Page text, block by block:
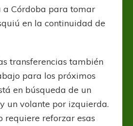
a Córdoba para tomar
en la continuidad de
transferencias también
para los próximos
en búsqueda de un
un volante por izquierda.
requiere reforzar esas